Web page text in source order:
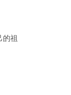
的祖